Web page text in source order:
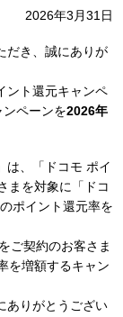
2026年3月31日
だき、誠にありが
ント還元キャンペ
ペーンを2026年
は、「ドコモ ポイ
まを対象に「ドコ
ポイント還元率を
ご契約のお客さま
を増額するキャン
ありがとうござい